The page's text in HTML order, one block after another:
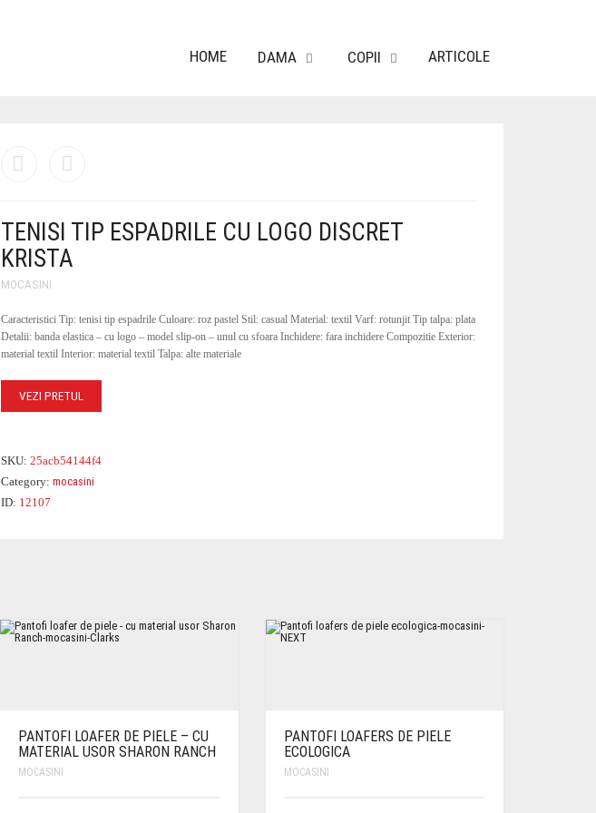
HOME DAMA COPII ARTICOLE
TENISI TIP ESPADRILE CU LOGO DISCRET
KRISTA
MOCASINI
Caracteristici Tip: tenisi tip espadrile Culoare: roz pastel Stil: casual Material: textil Varf: rotunjit Tip talpa: plata
Detalii: banda elastica – cu logo – model slip-on – unul cu sfoara Inchidere: fara inchidere Compozitie Exterior:
material textil Interior: material textil Talpa: alte materiale
VEZI PRETUL
SKU: 25acb54144f4
Category: mocasini
ID: 12107
PANTOFI LOAFER DE PIELE – CU
MATERIAL USOR SHARON RANCH
MOCASINI
PANTOFI LOAFERS DE PIELE
ECOLOGICA
MOCASINI